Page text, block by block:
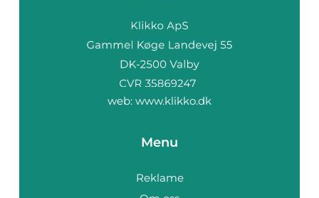
web: www.klikko.dk
Menu
Reklame